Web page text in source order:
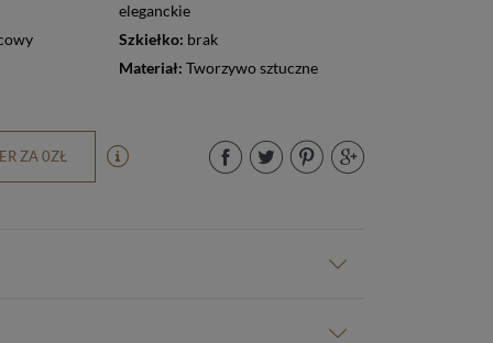
eleganckie
Szkiełko: brak
Materiał:Tworzywo sztuczne
ZA 0ZŁ